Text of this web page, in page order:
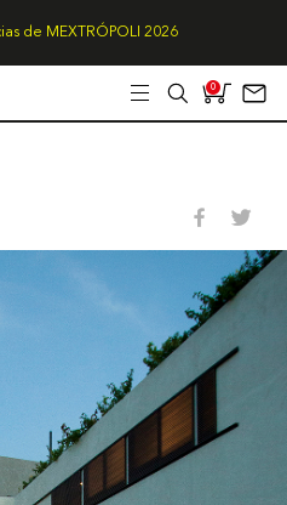
de MEXTRÓPOLI 2026
0